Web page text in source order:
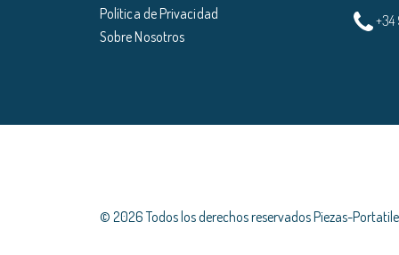
Política de Privacidad
Sobre Nosotros
© 2026 Todos los derechos reservados Piezas-